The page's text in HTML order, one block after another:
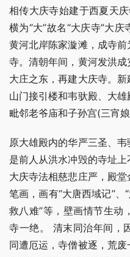
相传大庆寺始建于西夏天
横为“大”故名“大庆寺”大
黄河北岸陈家漩滩，成寺
寺。清朝年间，黄河发洪
大庄之东，再建大庆寺。
山门接引楼和韦驮殿、大
毗邻老爷庙和子孙宫(三宵娘
原大雄殿内的华严三圣、
是前人从洪水冲毁的寺址上
大庆寺法相慈悲庄严，殿
笔画，画有“大唐西域记”、
救八难”等，壁画情节生动
寺一绝。 清末同治年间，
同遭厄运，寺僧被逐，荒